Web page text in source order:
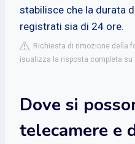
stabilisce che la durata
registrati sia di 24 ore.
Richiesta di rimozione della
isualizza la risposta completa su
Dove si
telecamere e